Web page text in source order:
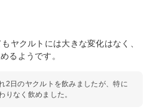
ヤクルトには大きな変化はなく、
るようです。
2日のヤクルトを飲みましたが、特に
りなく飲めました。